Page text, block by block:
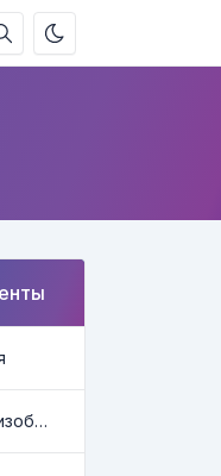
изменение размера изображения